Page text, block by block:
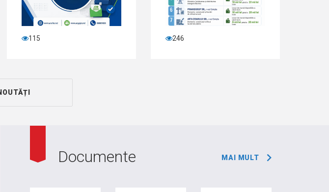
Documente MAI MULT